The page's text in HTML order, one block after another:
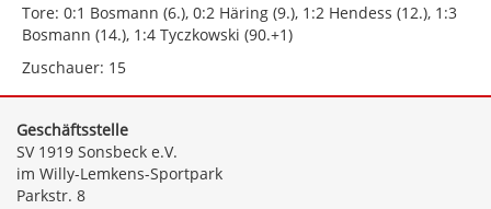
Tore: 0:1 Bosmann (6.), 0:2 Häring (9.), 1:2 Hendess (12.), 1:3
Bosmann (14.), 1:4 Tyczkowski (90.+1)
Zuschauer: 15
Geschäftsstelle
SV 1919 Sonsbeck e.V.
im Willy-Lemkens-Sportpark
Parkstr. 8